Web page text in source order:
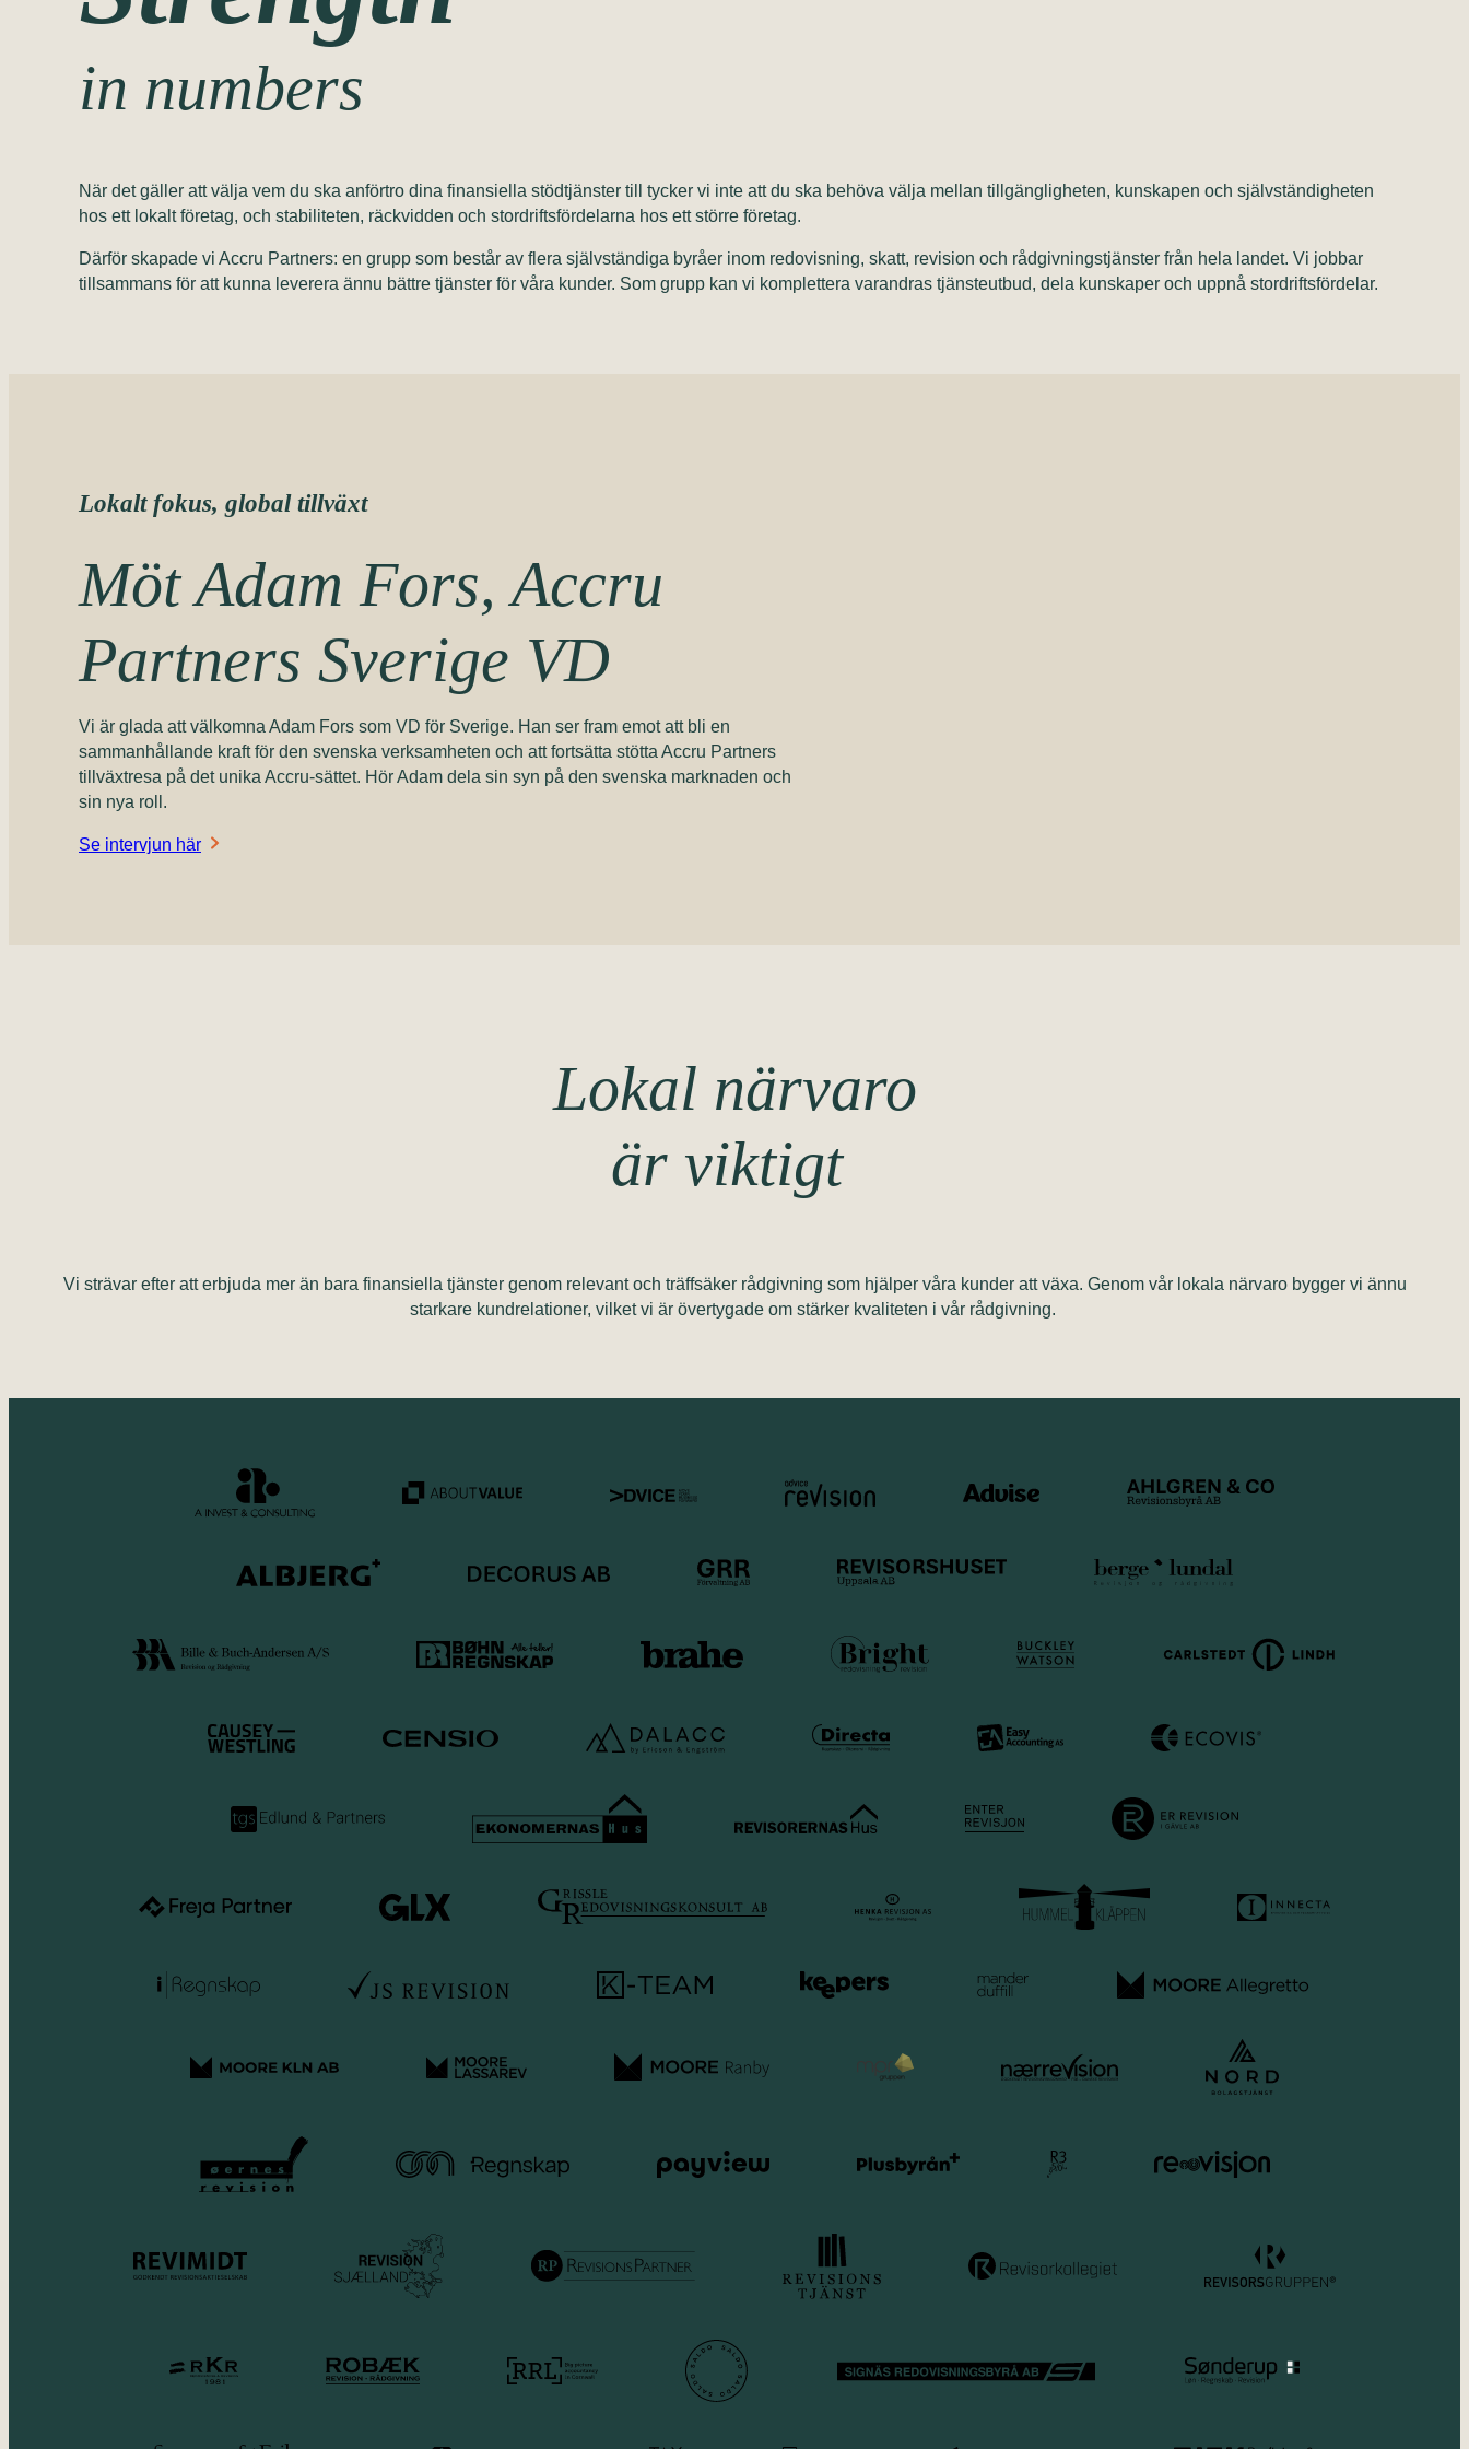
in numbers
När det gäller att välja vem du ska anförtro dina finansiella stödtjänster till tycker vi inte att du ska behöva välja mellan tillgängligheten, kunskapen och självständigheten
hos ett lokalt företag, och stabiliteten, räckvidden och stordriftsfördelarna hos ett större företag.
Därför skapade vi Accru Partners: en grupp som består av flera självständiga byråer inom redovisning, skatt, revision och rådgivningstjänster från hela landet. Vi jobbar
tillsammans för att kunna leverera ännu bättre tjänster för våra kunder. Som grupp kan vi komplettera varandras tjänsteutbud, dela kunskaper och uppnå stordriftsfördelar.
Lokalt fokus, global tillväxt
Möt Adam Fors, Accru
Partners Sverige VD
Vi är glada att välkomna Adam Fors som VD för Sverige. Han ser fram emot att bli en
sammanhållande kraft för den svenska verksamheten och att fortsätta stötta Accru Partners
tillväxtresa på det unika Accru-sättet. Hör Adam dela sin syn på den svenska marknaden och
sin nya roll.
Se intervjun här
Lokal närvaro
är viktigt
Vi strävar efter att erbjuda mer än bara finansiella tjänster genom relevant och träffsäker rådgivning som hjälper våra kunder att växa. Genom vår lokala närvaro bygger vi ännu
starkare kundrelationer, vilket vi är övertygade om stärker kvaliteten i vår rådgivning.